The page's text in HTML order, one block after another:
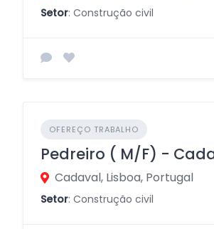
Setor: Construção civil
OFEREÇO TRABALHO
Pedreiro ( M/F) -
Cadaval, Lisboa, Portugal
Setor: Construção civil